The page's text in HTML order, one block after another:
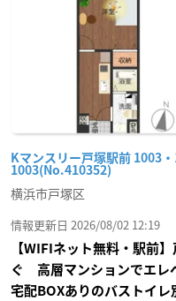
Kマンスリー戸塚駅前 1003
1003(No.410352)
横浜市戸塚区
情報更新日 2026/08/02 12:19
【WIFIネット無料・駅前
ぐ 高層マンションでエレ
宅配BOXありのバストイレ